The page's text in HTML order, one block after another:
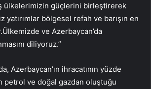
ülkelerimizin güçlerini birleştirerek
bölgesel refah ve barışın en
ve Azerbaycan’da
diliyoruz.”
Azerbaycan’ın ihracatının yüzde
petrol ve doğal gazdan oluştuğu